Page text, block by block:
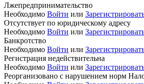
Лжепредпринимательство
Необходимо Войти или
Отсутствует по юридическому адресу
Необходимо Войти или
Банкротство
Необходимо Войти или
Регистрация недействительна
Необходимо Войти или
Реорганизовано с нарушением норм